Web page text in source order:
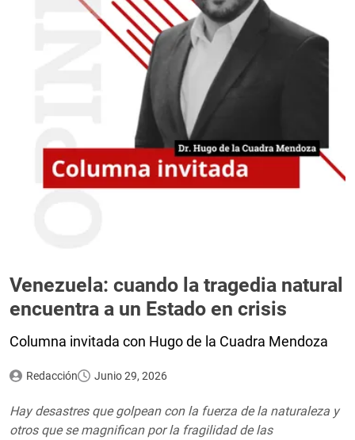
Venezuela: cuando la tragedia natural
encuentra a un Estado en crisis
Columna invitada con Hugo de la Cuadra Mendoza
Redacción Junio 29, 2026
Hay desastres que golpean con la fuerza de la naturaleza y
otros que se magnifican por la fragilidad de las